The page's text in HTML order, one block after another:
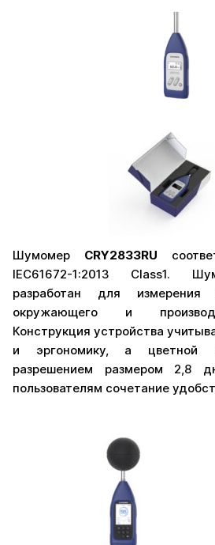
Шумомер CRY2833RU
IEC61672-1:2013 Class1.
разработан для измерения
окружающего и
Конструкция устройства
и эргономику, а цветной
разрешением размером 2,8
пользователям сочетание